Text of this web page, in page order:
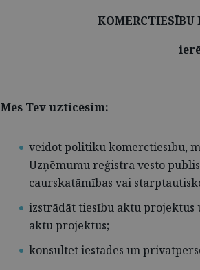
KOMERCTIESĪBU
Mēs Tev uzticēsim:
veidot politiku komerctiesību,
Uzņēmumu reģistra vesto
caurskatāmības vai
izstrādāt tiesību aktu
aktu projektus;
konsultēt iestādes un